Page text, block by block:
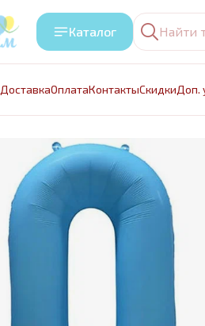
Каталог
ДоставкаОплатаКонтактыCкидкиДоп.